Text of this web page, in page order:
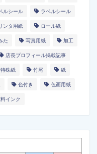
ルシール ラベルシール
ンタ用紙 ロール紙
た 写真用紙 加工
店長プロフィール掲載記事
特殊紙 竹尾 紙
色付き 色画用紙
インク